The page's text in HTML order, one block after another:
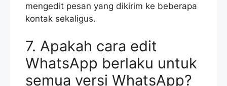
mengedit pesan yang dikirim ke beberapa
kontak sekaligus.
7. Apakah cara edit
WhatsApp berlaku untuk
semua versi WhatsApp?